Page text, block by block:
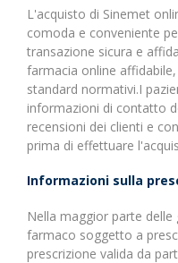
L'acquisto di Sinemet
comoda e conveniente
transazione sicura e
farmacia online
standard normativi.I
informazioni di contatto
recensioni dei clienti e
prima di effettuare
Informazioni sulla
Nella maggior parte delle
farmaco soggetto a
prescrizione valida da